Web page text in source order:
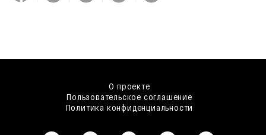
О проекте
Пользовательское соглашение
Политика конфиденциальности